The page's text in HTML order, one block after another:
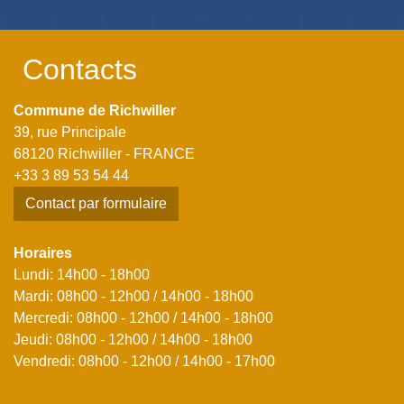
Contacts
Commune de Richwiller
39, rue Principale
68120 Richwiller - FRANCE
+33 3 89 53 54 44
Contact par formulaire
Horaires
Lundi: 14h00 - 18h00
Mardi: 08h00 - 12h00 / 14h00 - 18h00
Mercredi: 08h00 - 12h00 / 14h00 - 18h00
Jeudi: 08h00 - 12h00 / 14h00 - 18h00
Vendredi: 08h00 - 12h00 / 14h00 - 17h00